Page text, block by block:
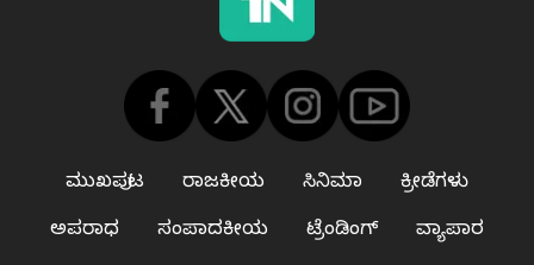
ಮುಖಪುಟ ರಾಜಕೀಯ ಸಿನಿಮಾ
ಕ್ರೀಡೆಗಳು
ಅಪರಾಧ
ಸಂಪಾದಕೀಯ ಟ್ರೆಂಡಿಂಗ್
ವ್ಯಾಪಾರ